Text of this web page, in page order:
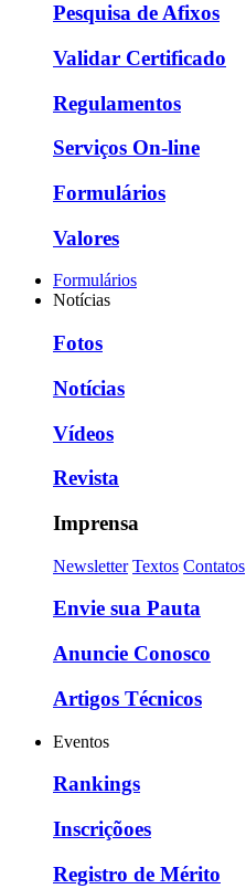
Pesquisa de Afixos
Validar Certificado
Regulamentos
Serviços On-line
Formulários
Valores
Formulários
Notícias
Fotos
Notícias
Vídeos
Revista
Imprensa
Newsletter Textos Contatos
Envie sua Pauta
Anuncie Conosco
Artigos Técnicos
Eventos
Rankings
Inscriçõoes
Registro de Mérito